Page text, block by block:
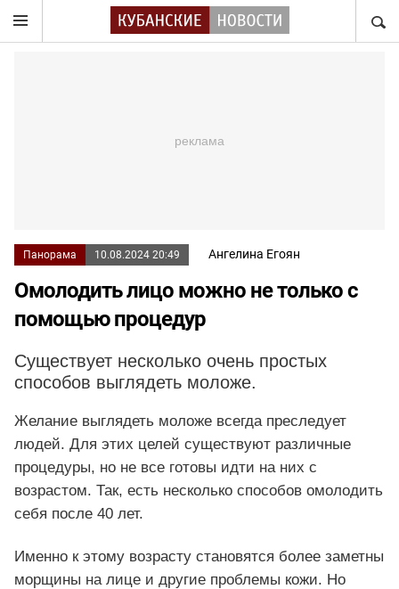
Панорама 10.08.2024 20:49 Ангелина Егоян
Омолодить лицо можно не только с
помощью процедур
Существует несколько очень простых
способов выглядеть моложе.
Желание выглядеть моложе всегда преследует
людей. Для этих целей существуют различные
процедуры, но не все готовы идти на них с
возрастом. Так, есть несколько способов омолодить
себя после 40 лет.
Именно к этому возрасту становятся более заметны
морщины на лице и другие проблемы кожи. Но